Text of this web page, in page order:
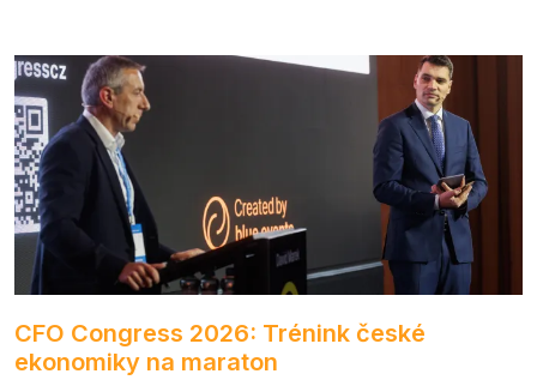
CFO Congress 2026: Trénink české
ekonomiky na maraton